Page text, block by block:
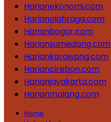
Harianekonomi.com
Harianolahraga.com
Harianbogor.com
Hariansumedang.com
Hariankarawang.com
Hariancirebon.com
Harianjayakarta.com
Harianmalang.com
Home